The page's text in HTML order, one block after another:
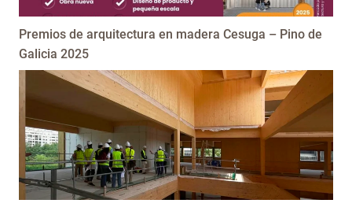
Premios de arquitectura en madera Cesuga – Pino de
Galicia 2025